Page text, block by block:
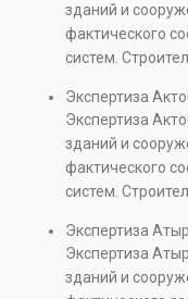
капитальном
также при
проверках.
зданий и
фактического
систем.
элементов и
Услуга
капитальном
также при
проверках.
Экспертиза
Экспертиза
зданий и
фактического
систем.
элементов и
Услуга
капитальном
Экспертиза
Экспертиза
зданий и